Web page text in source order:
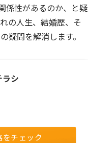
係性があるのか、と疑
の人生、結婚歴、そ
疑問を解消します。
シ
チェック